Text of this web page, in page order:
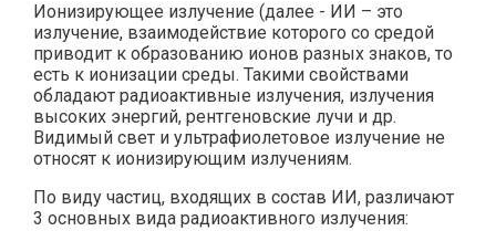
Ионизирующее излучение (далее - ИИ – это
излучение, взаимодействие которого со средой
приводит к образованию ионов разных знаков, то
есть к ионизации среды. Такими свойствами
обладают радиоактивные излучения, излучения
высоких энергий, рентгеновские лучи и др.
Видимый свет и ультрафиолетовое излучение не
относят к ионизирующим излучениям.
По виду частиц, входящих в состав ИИ, различают
3 основных вида радиоактивного излучения: